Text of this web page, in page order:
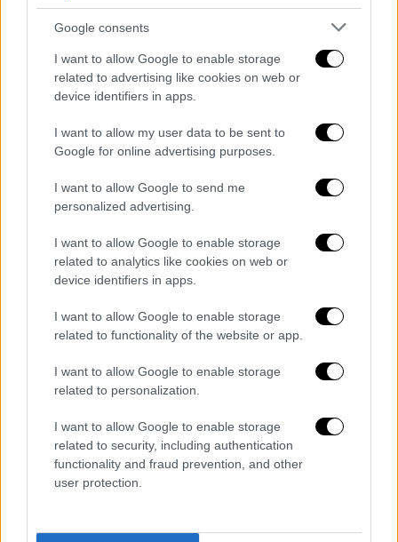
Google consents
I want to allow Google to enable storage
related to advertising like cookies on web or
device identifiers in apps.
I want to allow my user data to be sent to
Google for online advertising purposes.
I want to allow Google to send me
personalized advertising.
I want to allow Google to enable storage
related to analytics like cookies on web or
device identifiers in apps.
I want to allow Google to enable storage
related to functionality of the website or app.
I want to allow Google to enable storage
related to personalization.
I want to allow Google to enable storage
related to security, including authentication
functionality and fraud prevention, and other
user protection.
Το deal μαμούθ ανάμεσα σε ΗΠΑ και
Σαουδική Αραβία – Τι συμφώνησαν
Τραμπ και πρίγκιπας Μοχάμεντ μπιν
Σαλμάν
ιδρύθηκε το 2004, το Κόμμα για μια Ελεύθερη
Ζωή στο Κουρδιστάν (PJAK), έχει προβεί σε
επιχειρήσεις κατά τωνιρανικών ενόπλων
δυνάμεων τις τελευταίες δύο δεκαετίες.
Πολέμησε εναντίον ιρανικών δυνάμεων σε
ορεινές κουρδικές περιοχές κατά μήκος των
συνόρων Ιράν-Ιράκ.
Αυτή η ένοπλη οργάνωση -τρομοκρατική
κατά το Ιράν, την Τουρκία και τις ΗΠΑ- ζητά
αυτοδιάθεση για τους Κούρδους στο Ιράν. Το
καλοκαίρι του 2011, συγκρούσεις μεταξύ του
PJAK και των Φρουρών της Επανάστασης,
είχαν ως αποτέλεσμα τον θάνατο δεκάδων
100 μαχητών της κουρδικής οργάνωσης,